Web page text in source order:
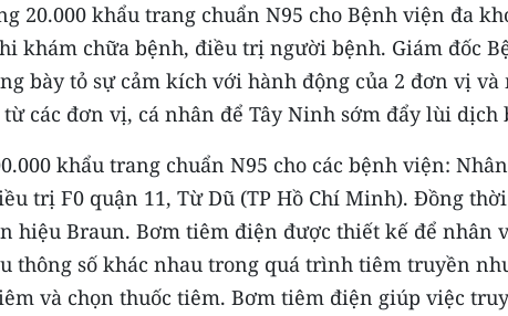
20.000 khẩu trang chuẩn N95 cho Bệnh viện đa
khám chữa bệnh, điều trị người bệnh. Giám đốc
bày tỏ sự cảm kích với hành động của 2 đơn vị và
các đơn vị, cá nhân để Tây Ninh sớm đẩy lùi dịch
khẩu trang chuẩn N95 cho các bệnh viện:
trị F0 quận 11, Từ Dũ (TP Hồ Chí Minh). Đồng
hiệu Braun. Bơm tiêm điện được thiết kế để nhân
thông số khác nhau trong quá trình tiêm truyền
và chọn thuốc tiêm. Bơm tiêm điện giúp việc